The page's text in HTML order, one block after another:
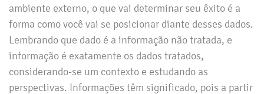
ambiente externo, o que vai determinar seu êxito é a
forma como você vai se posicionar diante desses dados.
Lembrando que dado é a informação não tratada, e
informação é exatamente os dados tratados,
considerando-se um contexto e estudando as
perspectivas. Informações têm significado, pois a partir